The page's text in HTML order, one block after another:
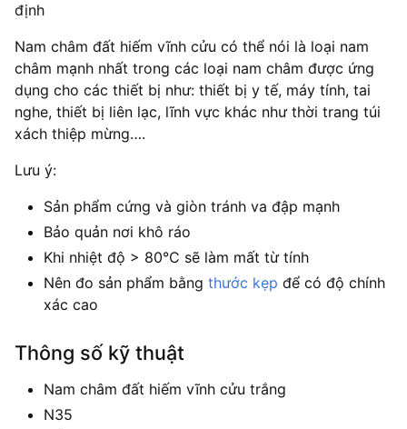
định
Nam châm đất hiếm vĩnh cửu có thể nói là loại nam
châm mạnh nhất trong các loại nam châm được ứng
dụng cho các thiết bị như: thiết bị y tế, máy tính, tai
nghe, thiết bị liên lạc, lĩnh vực khác như thời trang túi
xách thiệp mừng….
Lưu ý:
Sản phẩm cứng và giòn tránh va đập mạnh
Bảo quản nơi khô ráo
Khi nhiệt độ > 80°C sẽ làm mất từ tính
Nên đo sản phẩm bằng thước kẹp để có độ chính
xác cao
Thông số kỹ thuật
Nam châm đất hiếm vĩnh cửu trắng
N35